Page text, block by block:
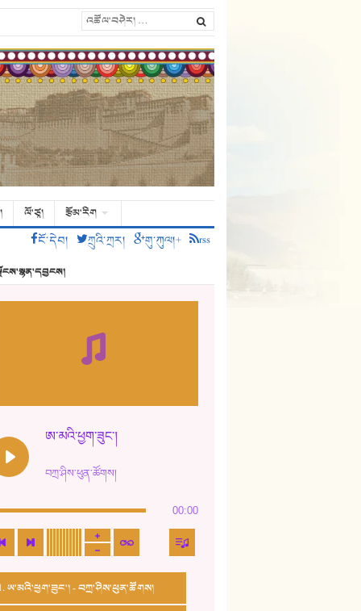
ལོ་ཙཱ།
རྩོམ་རིག
ངོ་དེབ།
ཀྲུའི་ཀྲར། གུ་ཀུལ།+ rss
ཨ་མའི་ཕྱག་ཟུང་།
བཀྲ་ཤིས་ཕུན་ཚོགས།
00:00
ཨ་མའི་ཕྱག་ཟུང་། - བཀྲ་ཤིས་ཕུན་ཚོགས།